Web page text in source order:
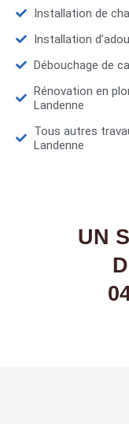
Installation de
Installation
Débouchage de
Rénovation en
Landenne
Tous autres
Landenne
UN